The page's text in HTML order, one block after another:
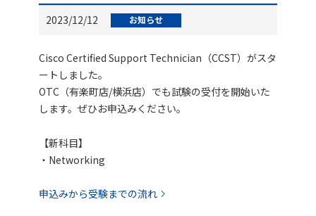
2023/12/12 お知らせ
Cisco Certified Support Technician（CCST）がスタ
ートしました。
OTC（有楽町店/横浜店）でも試験の受付を開始いた
します。ぜひお申込みください。
【新科目】
・Networking
申込みから受験までの流れ